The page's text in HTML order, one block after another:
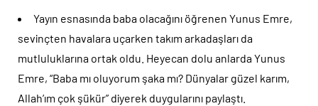
Yayın esnasında baba olacağını öğrenen Yunus Emre,
sevinçten havalara uçarken takım arkadaşları da
mutluluklarına ortak oldu. Heyecan dolu anlarda Yunus
Emre, “Baba mı oluyorum şaka mı? Dünyalar güzel karım,
Allah’ım çok şükür” diyerek duygularını paylaştı.